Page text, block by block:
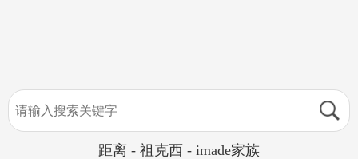
距离 - 祖克西 - imade家族